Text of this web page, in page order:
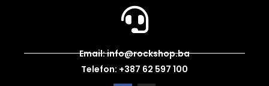
Email: info@rockshop.ba
Telefon: +387 62 597 100